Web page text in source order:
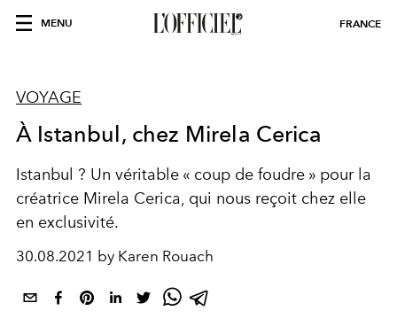
MENU FRANCE
VOYAGE
À Istanbul, chez Mirela Cerica
Istanbul ? Un véritable « coup de foudre » pour la
créatrice Mirela Cerica, qui nous reçoit chez elle
en exclusivité.
30.08.2021 by Karen Rouach